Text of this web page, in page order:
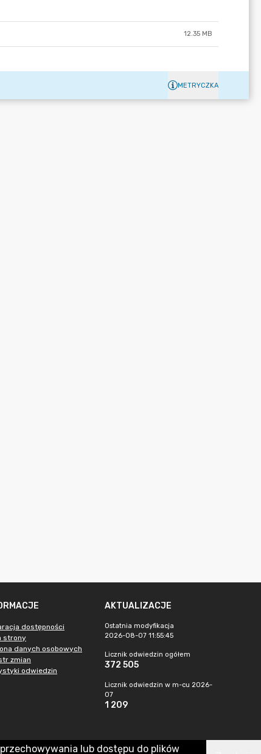
12.35 MB
METRYCZKA
dostępności
strony
danych osobowych
zmian
odwiedzin
AKTUALIZACJE
Ostatnia modyfikacja
2026-08-07 11:55:45
Licznik odwiedzin ogółem
372 505
Licznik odwiedzin w m-cu 2026-
07
1 209
lub dostępu do plików